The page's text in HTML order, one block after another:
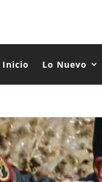
Inicio Lo Nuevo